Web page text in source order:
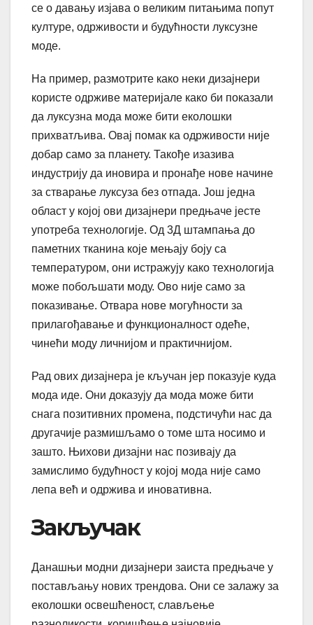
се о давању изјава о великим питањима попут
културе, одрживости и будућности луксузне
моде.
На пример, размотрите како неки дизајнери
користе одрживе материјале како би показали
да луксузна мода може бити еколошки
прихватљива. Овај помак ка одрживости није
добар само за планету. Такође изазива
индустрију да иновира и пронађе нове начине
за стварање луксуза без отпада. Још једна
област у којој ови дизајнери предњаче јесте
употреба технологије. Од 3Д штампања до
паметних тканина које мењају боју са
температуром, они истражују како технологија
може побољшати моду. Ово није само за
показивање. Отвара нове могућности за
прилагођавање и функционалност одеће,
чинећи моду личнијом и практичнијом.
Рад ових дизајнера је кључан јер показује куда
мода иде. Они доказују да мода може бити
снага позитивних промена, подстичући нас да
другачије размишљамо о томе шта носимо и
зашто. Њихови дизајни нас позивају да
замислимо будућност у којој мода није само
лепа већ и одржива и иновативна.
Закључак
Данашњи модни дизајнери заиста предњаче у
постављању нових трендова. Они се залажу за
еколошки освешћеност, слављење